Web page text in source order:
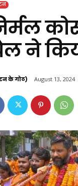
ने
के गोठ) August 13, 2024